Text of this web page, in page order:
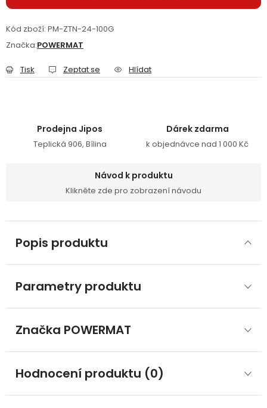
Podmínky ochrany osobních údajů
Kód zboží: PM-ZTN-24-100G
Značka:POWERMAT
Tisk Zeptat se Hlídat
Prodejna Jipos
Teplická 906, Bílina
Dárek zdarma
k objednávce nad 1 000 Kč
Návod k produktu
Klikněte zde pro zobrazení návodu
Popis produktu
Parametry produktu
Značka POWERMAT
Hodnocení produktu (0)